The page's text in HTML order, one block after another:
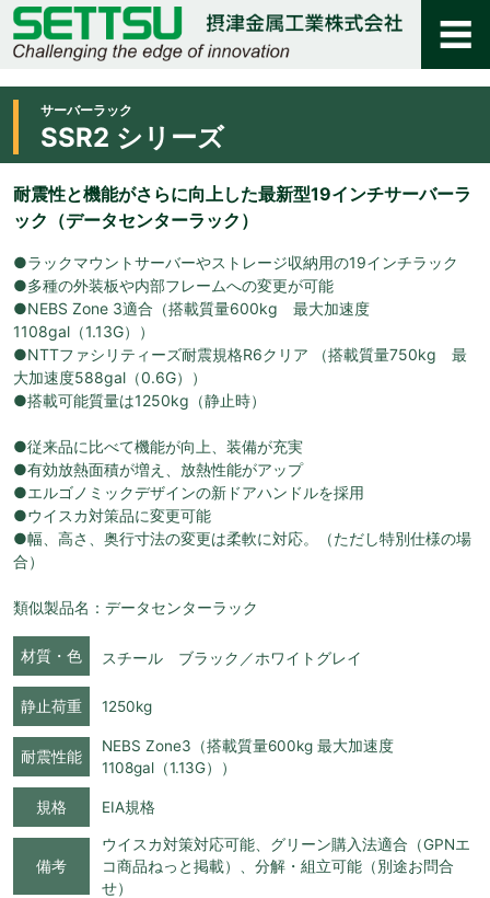
サーバーラック
SSR2 シリーズ
耐震性と機能がさらに向上した最新型19インチサーバーラ
ック（データセンターラック）
●ラックマウントサーバーやストレージ収納用の19インチラック
●多種の外装板や内部フレームへの変更が可能
●NEBS Zone 3適合（搭載質量600kg 最大加速度
1108gal（1.13G））
●NTTファシリティーズ耐震規格R6クリア （搭載質量750kg 最
大加速度588gal（0.6G））
●搭載可能質量は1250kg（静止時）
●従来品に比べて機能が向上、装備が充実
●有効放熱面積が増え、放熱性能がアップ
●エルゴノミックデザインの新ドアハンドルを採用
●ウイスカ対策品に変更可能
●幅、高さ、奥行寸法の変更は柔軟に対応。（ただし特別仕様の場
合）
類似製品名：データセンターラック
材質・色 スチール ブラック／ホワイトグレイ
静止荷重 1250kg
耐震性能
NEBS Zone3（搭載質量600kg 最大加速度
1108gal（1.13G））
規格 EIA規格
備考
ウイスカ対策対応可能、グリーン購入法適合（GPNエ
コ商品ねっと掲載）、分解・組立可能（別途お問合
せ）